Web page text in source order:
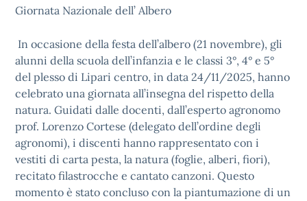
Giornata Nazionale dell’ Albero
In occasione della festa dell’albero (21 novembre), gli
alunni della scuola dell’infanzia e le classi 3°, 4° e 5°
del plesso di Lipari centro, in data 24/11/2025, hanno
celebrato una giornata all’insegna del rispetto della
natura. Guidati dalle docenti, dall’esperto agronomo
prof. Lorenzo Cortese (delegato dell’ordine degli
agronomi), i discenti hanno rappresentato con i
vestiti di carta pesta, la natura (foglie, alberi, fiori),
recitato filastrocche e cantato canzoni. Questo
momento è stato concluso con la piantumazione di un